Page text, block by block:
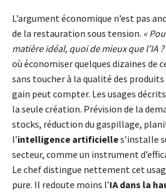
L’argument économique n’est pas
de la restauration sous tension. «
matière idéal, quoi de mieux que l’IA ?
où économiser quelques dizaines de
sans toucher à la qualité des produits
gain peut compter. Les usages
la seule création. Prévision de la
stocks, réduction du gaspillage,
l’intelligence artificielles’installe
secteur, comme un instrument
Le chef distingue nettement cet
pure. Il redoute moins l’IA dans la